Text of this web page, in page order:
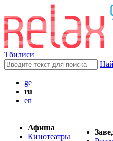
Тбилиси
ge
ru
en
Афиша
Кинотеатры